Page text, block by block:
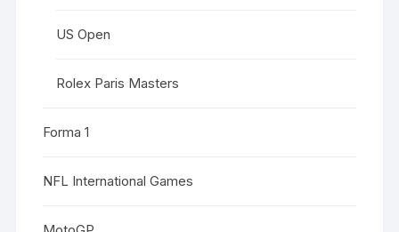
US Open
Rolex Paris Masters
Forma 1
NFL International Games